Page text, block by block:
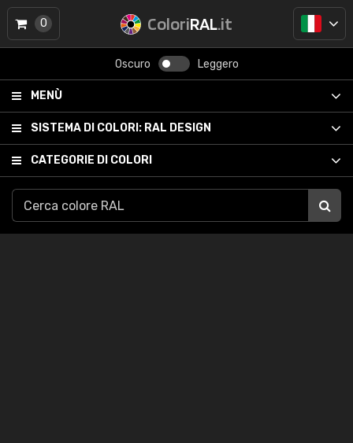
ColoriRAL.it
Oscuro Leggero
MENÙ
SISTEMA DI COLORI: RAL DESIGN
CATEGORIE DI COLORI
0